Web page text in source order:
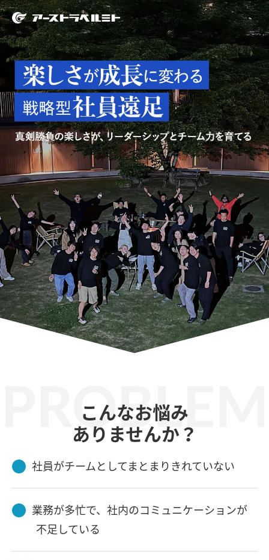
PROBLEM
こんなお悩み
ありませんか？
社員がチームとしてまとまりきれていない
業務が多忙で、社内のコミュニケーションが
不足している